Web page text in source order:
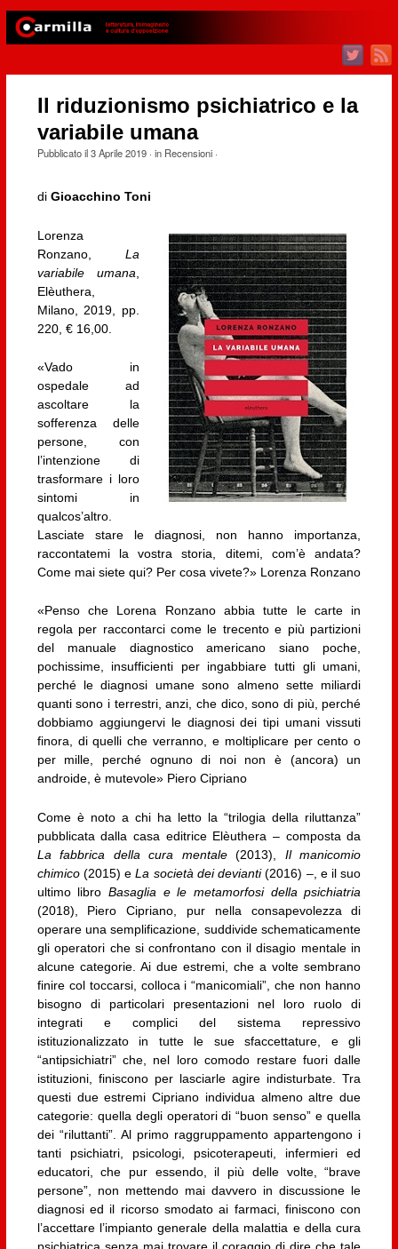
Il riduzionismo psichiatrico e la
variabile umana
Pubblicato il3 Aprile 2019· in Recensioni·
di Gioacchino Toni
Lorenza
Ronzano, La
variabile umana
Elèuthera,
Milano, 2019, pp.
220, € 16,00.
«Vado in
ospedale ad
ascoltare la
sofferenza delle
persone, con
l’intenzione di
trasformare i loro
sintomi in
qualcos’altro.
Lasciate stare le diagnosi, non hanno importanza,
raccontatemi la vostra storia, ditemi, com’è andata?
Come mai siete qui? Per cosa vivete?» Lorenza Ronzano
«Penso che Lorena Ronzano abbia tutte le carte in
regola per raccontarci come le trecento e più partizioni
del manuale diagnostico americano siano poche,
pochissime, insufficienti per ingabbiare tutti gli umani,
perché le diagnosi umane sono almeno sette miliardi
quanti sono i terrestri, anzi, che dico, sono di più, perché
dobbiamo aggiungervi le diagnosi dei tipi umani vissuti
finora, di quelli che verranno, e moltiplicare per cento o
per mille, perché ognuno di noi non è (ancora) un
androide, è mutevole» Piero Cipriano
Come è noto a chi ha letto la “trilogia della riluttanza”
pubblicata dalla casa editrice Elèuthera – composta da
La fabbrica della cura mentale(2013), Il manicomio
chimico(2015) eLa società dei devianti(2016) –, e il suo
ultimo libro Basaglia e le metamorfosi della psichiatria
(2018), Piero Cipriano, pur nella consapevolezza di
operare una semplificazione, suddivide schematicamente
gli operatori che si confrontano con il disagio mentale in
alcune categorie. Ai due estremi, che a volte sembrano
finire col toccarsi, colloca i “manicomiali”, che non hanno
bisogno di particolari presentazioni nel loro ruolo di
integrati e complici del sistema repressivo
istituzionalizzato in tutte le sue sfaccettature, e gli
“antipsichiatri” che, nel loro comodo restare fuori dalle
istituzioni, finiscono per lasciarle agire indisturbate. Tra
questi due estremi Cipriano individua almeno altre due
categorie: quella degli operatori di “buon senso” e quella
dei “riluttanti”. Al primo raggruppamento appartengono i
tanti psichiatri, psicologi, psicoterapeuti, infermieri ed
educatori, che pur essendo, il più delle volte, “brave
persone”, non mettendo mai davvero in discussione le
diagnosi ed il ricorso smodato ai farmaci, finiscono con
l’accettare l’impianto generale della malattia e della cura